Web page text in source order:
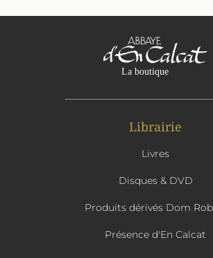
Librairie
Livres
Disques & DVD
Produits dérivés Dom
Présence d'En Calcat